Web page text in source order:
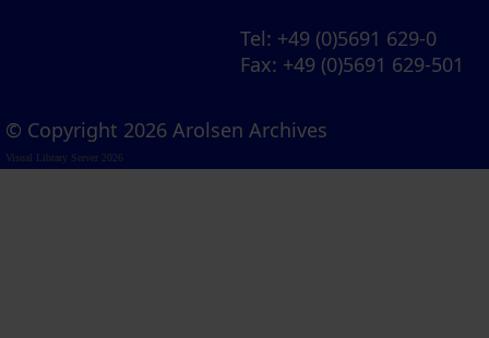
Tel: +49 (0)5691 629-0
Fax: +49 (0)5691 629-501
© Copyright 2026 Arolsen Archives
Visual Library Server 2026